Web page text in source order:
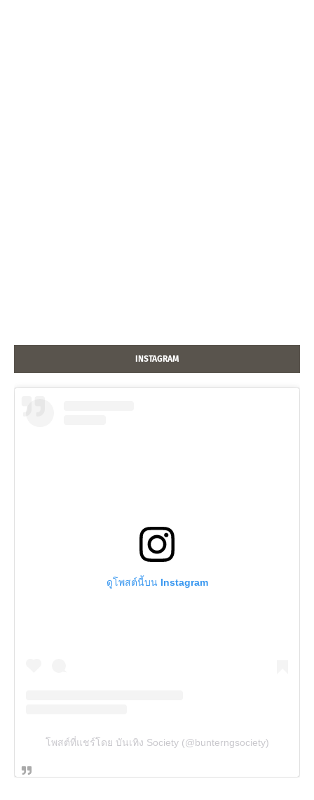
INSTAGRAM
ดูโพสต์นี้บน Instagram
โพสต์ที่แชร์โดย บันเทิง Society (@bunterngsociety)